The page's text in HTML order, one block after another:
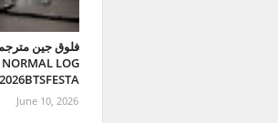
NORMAL LOG
June 10, 2026